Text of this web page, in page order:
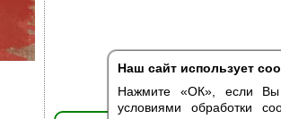
Наш сайт использует
Нажмите «ОК», если Вы
условиями обработки